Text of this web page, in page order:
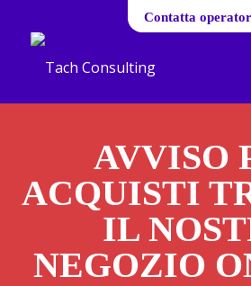
Contatta
AVVISO
ACQUISTI
IL
NEGOZIO